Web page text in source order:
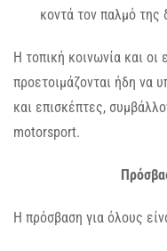
κοντά τον παλμό της
Η τοπική κοινωνία και οι
προετοιμάζονται ήδη να
και επισκέπτες,
motorsport.
Η πρόσβαση για όλους